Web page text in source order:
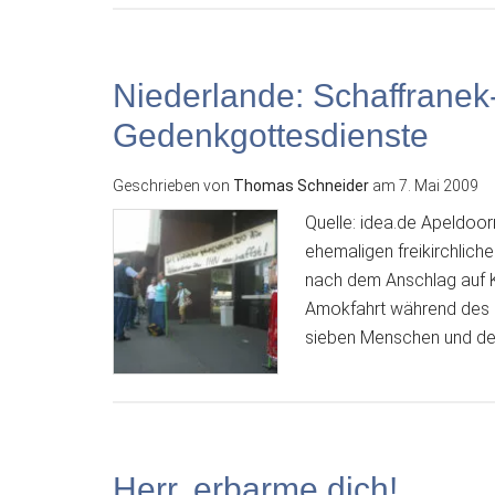
Niederlande:
Gedenkgottesdienste
Geschrieben von Thomas Schneider am 7. Mai 2009
Quelle: idea.de
ehemaligen
nach dem Anschlag auf
Amokfahrt während
sieben Menschen und